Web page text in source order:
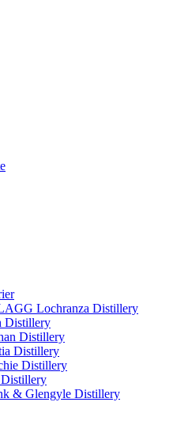
Lochranza Distillery
Distillery
Distillery
Distillery
Distillery
& Glengyle Distillery